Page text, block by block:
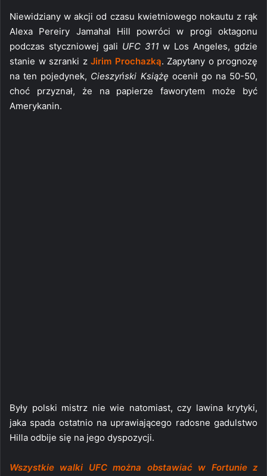
Niewidziany w akcji od czasu kwietniowego nokautu z rąk
Alexa Pereiry Jamahal Hill powróci w progi oktagonu
podczas styczniowej gali UFC 311 w Los Angeles, gdzie
stanie w szranki z Jirim Prochazką. Zapytany o prognozę
na ten pojedynek, Cieszyński Książę ocenił go na 50-50,
choć przyznał, że na papierze faworytem może być
Amerykanin.
Były polski mistrz nie wie natomiast, czy lawina krytyki,
jaka spada ostatnio na uprawiającego radosne gadulstwo
Hilla odbije się na jego dyspozycji.
Wszystkie walki UFC można obstawiać w Fortunie z